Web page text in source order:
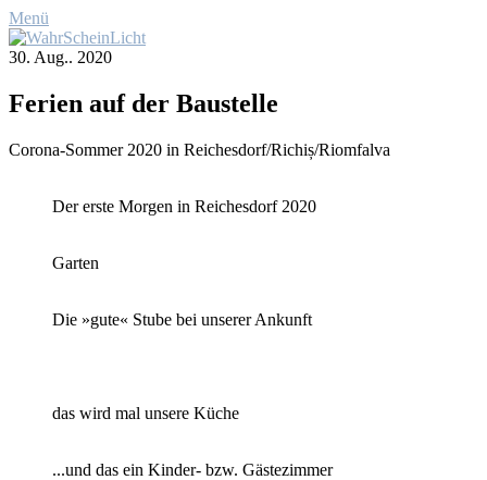
Menü
30. Aug.. 2020
Fe­ri­en auf der Bau­stel­le
Co­ro­na-Som­mer 2020 in Reichesdorf/Richiș/Riomfalva
Der ers­te Mor­gen in Rei­ches­dorf 2020
Gar­ten
Die »gu­te« Stu­be bei un­se­rer An­kunft
das wird mal un­se­re Kü­che
...und das ein Kin­der- bzw. Gäs­te­zim­mer